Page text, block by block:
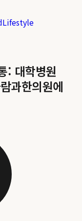
Lifestyle
: 대학병원
과한의원에